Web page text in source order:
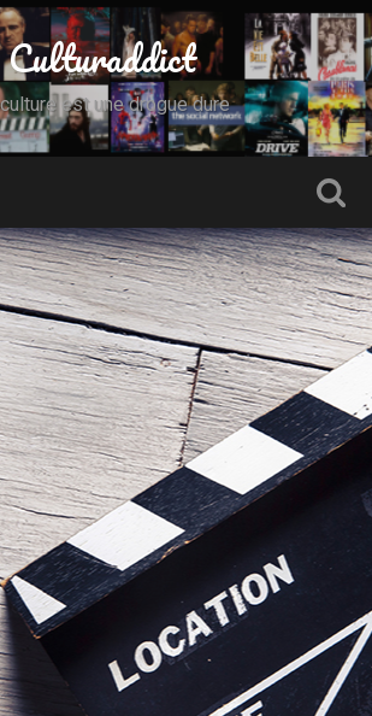
Culturaddict
est une drogue dure